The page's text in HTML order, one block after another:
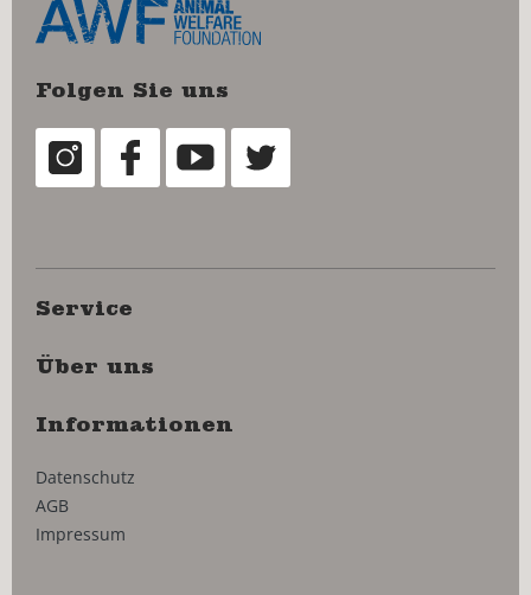
Folgen Sie uns
Service
Über uns
Informationen
Datenschutz
AGB
Impressum